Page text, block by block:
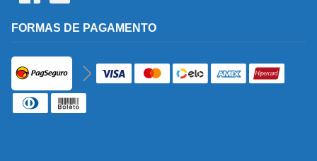
FORMAS DE PAGAMENTO